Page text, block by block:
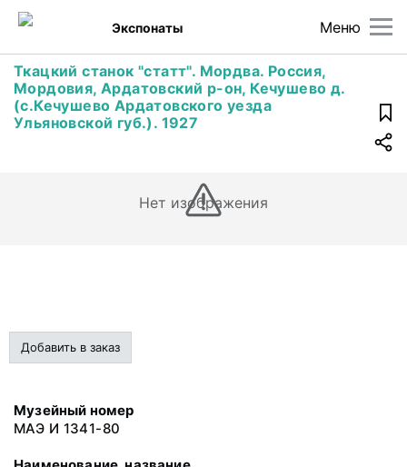
Меню
Экспонаты
Ткацкий станок "статт". Мордва. Россия,
Мордовия, Ардатовский р-он, Кечушево д.
(с.Кечушево Ардатовского уезда
Ульяновской губ.). 1927
Нет изображения
Добавить в заказ
Музейный номер
МАЭ И 1341-80